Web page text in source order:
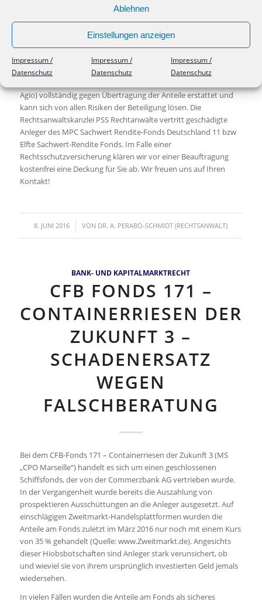
Ablehnen
Einstellungen anzeigen
Impressum /
Datenschutz
Impressum /
Datenschutz
Impressum /
Datenschutz
Sollte im Rahmen des betreffenden
Kapitalanlageberatungsgesprächs zum Fondsbeitritts eines der
vorgenannten Risiken nicht oder nicht ausreichend dargestellt
worden sein, bestehen Chancen auf Rückabwicklung der
Beteiligung im Rahmen des Schadenersatzes. Der Anleger erhält
Agio) vollständig gegen Übertragung der Anteile erstattet und
kann sich von allen Risiken der Beteiligung lösen. Die
Rechtsanwaltskanzlei PSS Rechtanwälte vertritt geschädigte
Anleger des MPC Sachwert Rendite-Fonds Deutschland 11 bzw
Elfte Sachwert-Rendite Fonds. Im Falle einer
Rechtsschutzversicherung klären wir vor einer Beauftragung
kostenfrei eine Deckung für Sie ab. Wir freuen uns auf Ihren
Kontakt!
8. JUNI 2016
/ VON DR. A. PERABO-SCHMIDT (RECHTSANWALT)
BANK- UND KAPITALMARKTRECHT
CFB FONDS 171 –
CONTAINERRIESEN DER
ZUKUNFT 3 –
SCHADENERSATZ
WEGEN
FALSCHBERATUNG
Bei dem CFB-Fonds 171 – Containerriesen der Zukunft 3 (MS
„CPO Marseille“) handelt es sich um einen geschlossenen
Schiffsfonds, der von der Commerzbank AG vertrieben wurde.
In der Vergangenheit wurde bereits die Auszahlung von
prospektieren Ausschüttungen an die Anleger ausgesetzt. Auf
einschlägigen Zweitmarkt-Handelsplattformen wurden die
Anteile am Fonds zuletzt im März 2016 nur noch mit einem Kurs
von 35 % gehandelt (Quelle: www.Zweitmarkt.de). Angesichts
dieser Hiobsbotschaften sind Anleger stark verunsichert, ob
und wieviel sie von ihrem ursprünglich investierten Geld jemals
wiedersehen.
In vielen Fällen wurden die Anteile am Fonds als sicheres